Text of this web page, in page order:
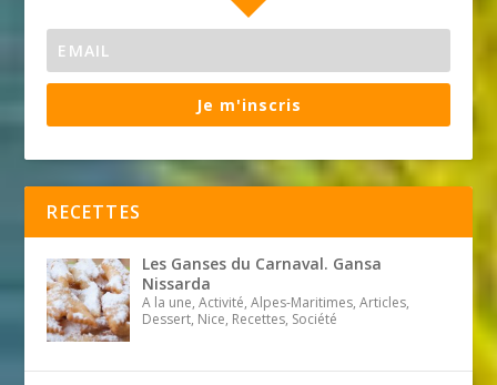
Je m'inscris
RECETTES
Les Ganses du Carnaval. Gansa
Nissarda
A la une, Activité, Alpes-Maritimes, Articles,
Dessert, Nice, Recettes, Société